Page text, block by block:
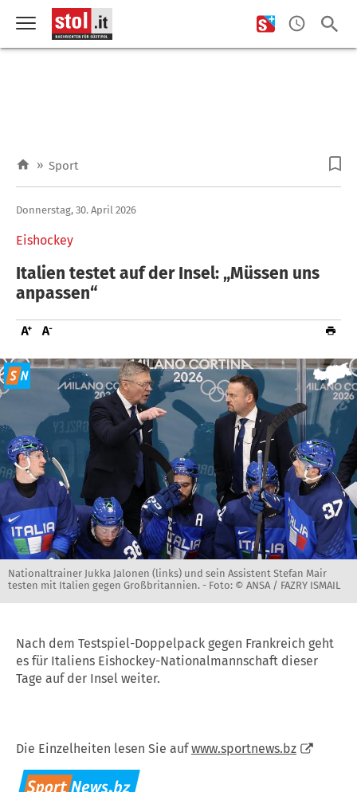
» Sport
Eishockey
Donnerstag, 30. April 2026
Italien testet auf der Insel: „Müssen uns
anpassen“
Nationaltrainer Jukka Jalonen (links) und sein Assistent Stefan Mair
testen mit Italien gegen Großbritannien. - Foto: © ANSA / FAZRY ISMAIL
Nach dem Testspiel-Doppelpack gegen Frankreich geht
es für Italiens Eishockey-Nationalmannschaft dieser
Tage auf der Insel weiter.
Die Einzelheiten lesen Sie aufwww.sportnews.bz